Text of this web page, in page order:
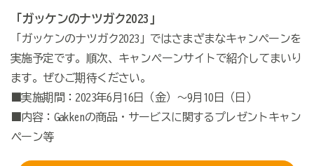
「ガッケンのナツガク2023」
「ガッケンのナツガク2023」ではさまざまなキャンペーンを
実施予定です。順次、キャンペーンサイトで紹介してまいり
ます。ぜひご期待ください。
■実施期間：2023年6月16日（金）～9月10日（日）
■内容：Gakkenの商品・サービスに関するプレゼントキャン
ペーン等